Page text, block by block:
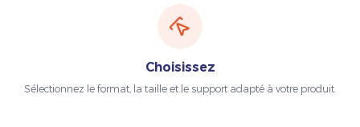
Choisissez
Sélectionnez le format, la taille et le support adapté à votre produit.